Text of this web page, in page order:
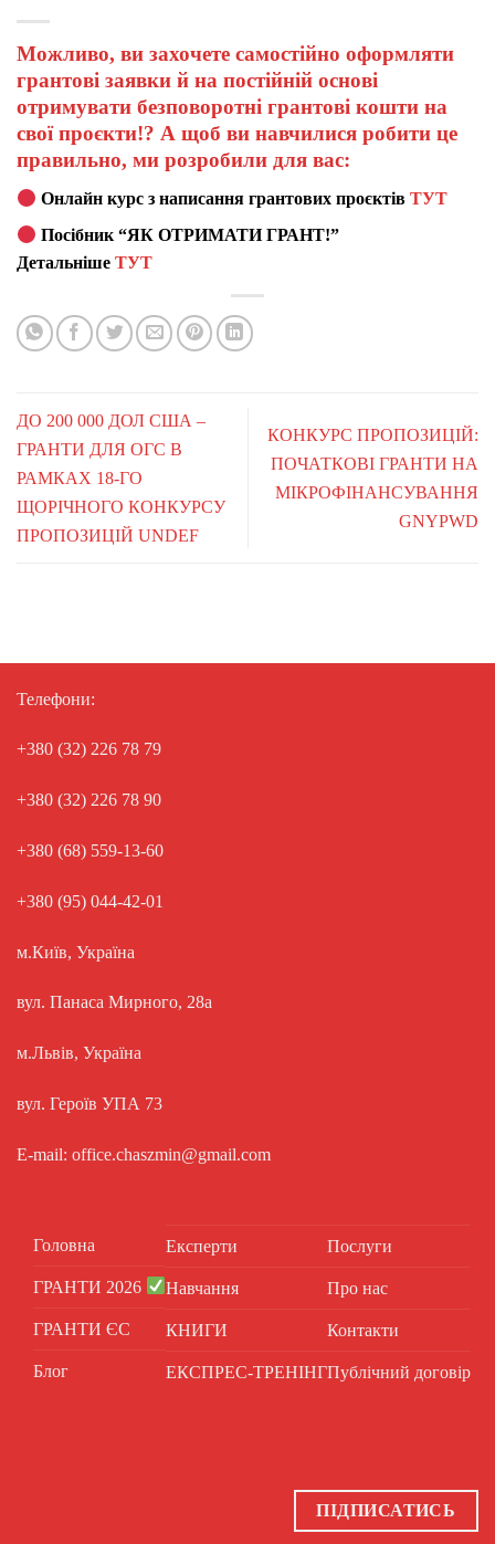
Можливо, ви захочете самостійно оформляти
грантові заявки й на постійній основі
отримувати безповоротні грантові кошти на
свої проєкти!? А щоб ви навчилися робити це
правильно, ми розробили для вас:
Онлайн курс з написання грантових проєктівТУТ
Посібник “ЯК ОТРИМАТИ ГРАНТ!”
Детальніше ТУТ
ДО 200 000 ДОЛ США –
ГРАНТИ ДЛЯ ОГС В
РАМКАХ 18-ГО
ЩОРІЧНОГО КОНКУРСУ
ПРОПОЗИЦІЙ UNDEF
КОНКУРС ПРОПОЗИЦІЙ:
ПОЧАТКОВІ ГРАНТИ НА
МІКРОФІНАНСУВАННЯ
GNYPWD
Телефони:
+380 (32) 226 78 79
+380 (32) 226 78 90
+380 (68) 559-13-60
+380 (95) 044-42-01
м.Київ, Україна
вул. Панаса Мирного, 28а
м.Львів, Україна
вул. Героїв УПА 73
E-mail: office.chaszmin@gmail.com
Головна
ГРАНТИ 2026
ГРАНТИ ЄС
Блог
Експерти
Навчання
КНИГИ
ЕКСПРЕС-ТРЕНІНГ
Послуги
Про нас
Контакти
Публічний договір
ПІДПИСАТИСЬ